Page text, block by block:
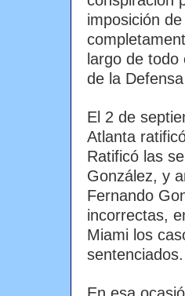
imposición
largo de
de la
El 2 de
Atlanta
Ratificó las
González, y
Fernando
incorrectas,
Miami los
sentenciados.